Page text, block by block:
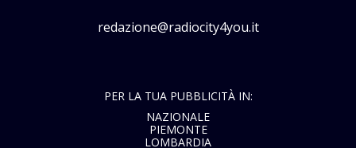
redazione@radiocity4you.it
PER LA TUA PUBBLICITÀ IN:
NAZIONALE
PIEMONTE
LOMBARDIA